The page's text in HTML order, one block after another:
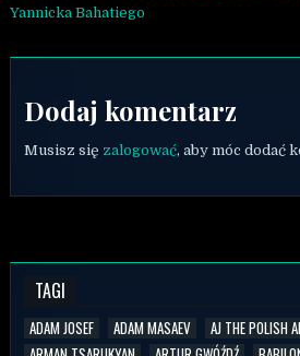
Yannicka Bahatiego
Dodaj komentarz
Musisz się zalogować, aby móc dodać
TAGI
ADAM JOSEF ADAM MASAEV
AJ THE POLISH